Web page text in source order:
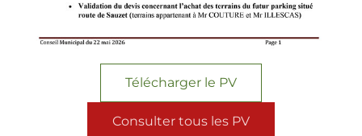
Télécharger le PV
Consulter tous les PV